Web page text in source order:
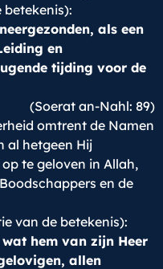
als een
en
tijding voor de
(Soerat an-Nahl: 89)
omtrent de Namen
al hetgeen Hij
te geloven in Allah,
en de
van de betekenis):
hem van zijn Heer
allen